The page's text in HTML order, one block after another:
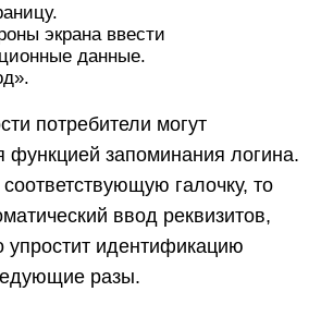
экрана ввести
данные.
потребители могут
функцией запоминания логина.
галочку, то
ввод реквизитов,
упростит идентификацию
разы.